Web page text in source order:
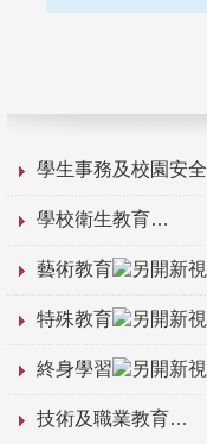
學生事務及校園安全
學校衛生教育
藝術教育
特殊教育
終身學習
技術及職業教育